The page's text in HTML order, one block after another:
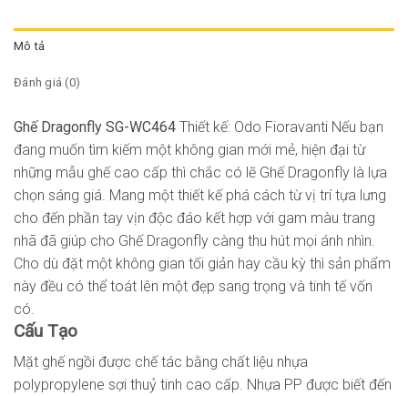
Mô tả
Đánh giá (0)
Ghế Dragonfly SG-WC464 Thiết kế: Odo Fioravanti Nếu bạn
đang muốn tìm kiếm một không gian mới mẻ, hiện đại từ
những mẫu ghế cao cấp thì chắc có lẽ Ghế Dragonfly là lựa
chọn sáng giá. Mang một thiết kế phá cách từ vị trí tựa lưng
cho đến phần tay vịn độc đáo kết hợp với gam màu trang
nhã đã giúp cho Ghế Dragonfly càng thu hút mọi ánh nhìn.
Cho dù đặt một không gian tối giản hay cầu kỳ thì sản phẩm
này đều có thể toát lên một đẹp sang trọng và tinh tế vốn
có.
Cấu Tạo
Mặt ghế ngồi được chế tác bằng chất liệu nhựa
polypropylene sợi thuỷ tinh cao cấp. Nhựa PP được biết đến